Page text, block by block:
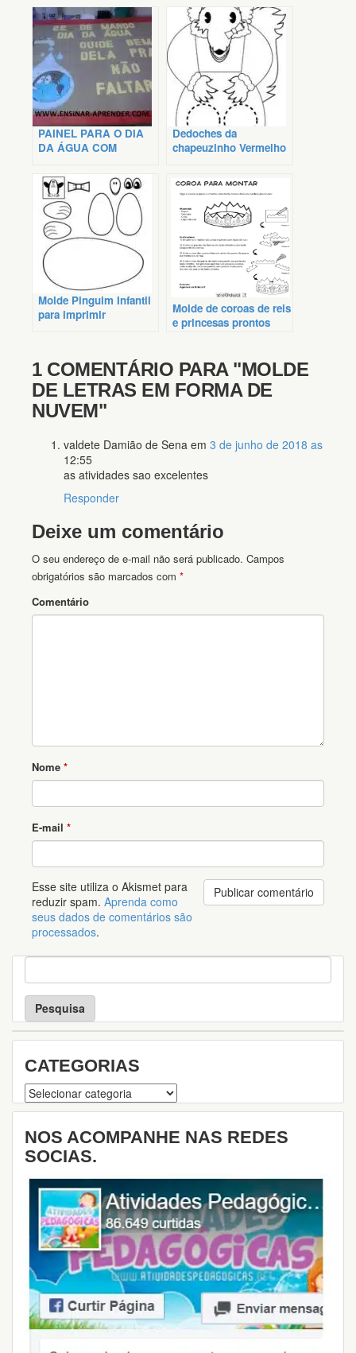
PAINEL PARA O DIA
DA ÁGUA COM
Dedoches da
chapeuzinho Vermelho
Molde Pinguim Infantil
para imprimir
Molde de coroas de reis
e princesas prontos
1 COMENTÁRIO PARA "MOLDE
DE LETRAS EM FORMA DE
NUVEM"
valdete Damião de Sena em 3 de junho de 2018 as
12:55
as atividades sao excelentes
Responder
Deixe um comentário
O seu endereço de e-mail não será publicado. Campos
obrigatórios são marcados com *
Comentário
Nome *
E-mail *
Esse site utiliza o Akismet para
reduzir spam. Aprenda como
seus dados de comentários são
processados.
P
e
s
u
i
a
CATEGORIAS
Categorias
NOS ACOMPANHE NAS REDES
SOCIAS.